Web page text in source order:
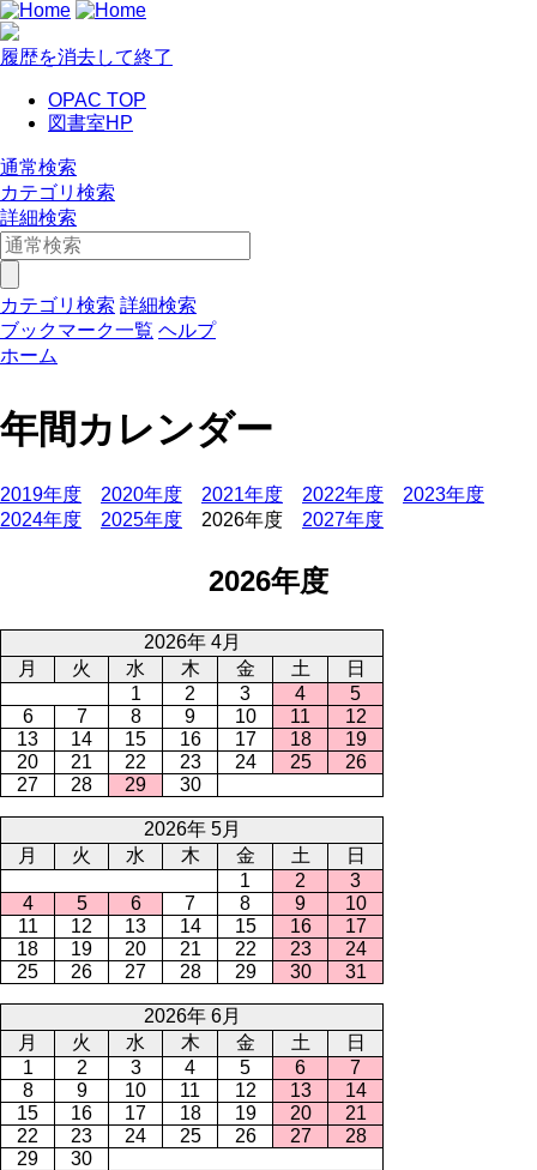
履歴を消去して終了
OPAC TOP
図書室HP
通常検索
カテゴリ検索
詳細検索
カテゴリ検索 詳細検索
ブックマーク一覧 ヘルプ
ホーム
年間カレンダー
2019年度 2020年度 2021年度 2022年度
2023年度
2024年度
2025年度 2026年度 2027年度
2026年度
2026年 4月
月
火 水 木 金 土
日
1
2 3 4
5
6
7 8 9 10 11
12
13
14 15 16 17 18
19
20
21 22 23 24 25
26
27
28 29 30
2026年 5月
月
火 水 木 金 土
日
1
2
3
4
5 6 7 8 9
10
11
12 13 14 15 16
17
18
19 20 21 22 23
24
25
26 27 28 29 30 31
2026年 6月
月
火 水 木 金 土
日
1
2 3 4 5 6
7
8
9 10 11 12 13
14
15
16 17 18 19 20
21
22
23 24 25 26 27
28
29
30